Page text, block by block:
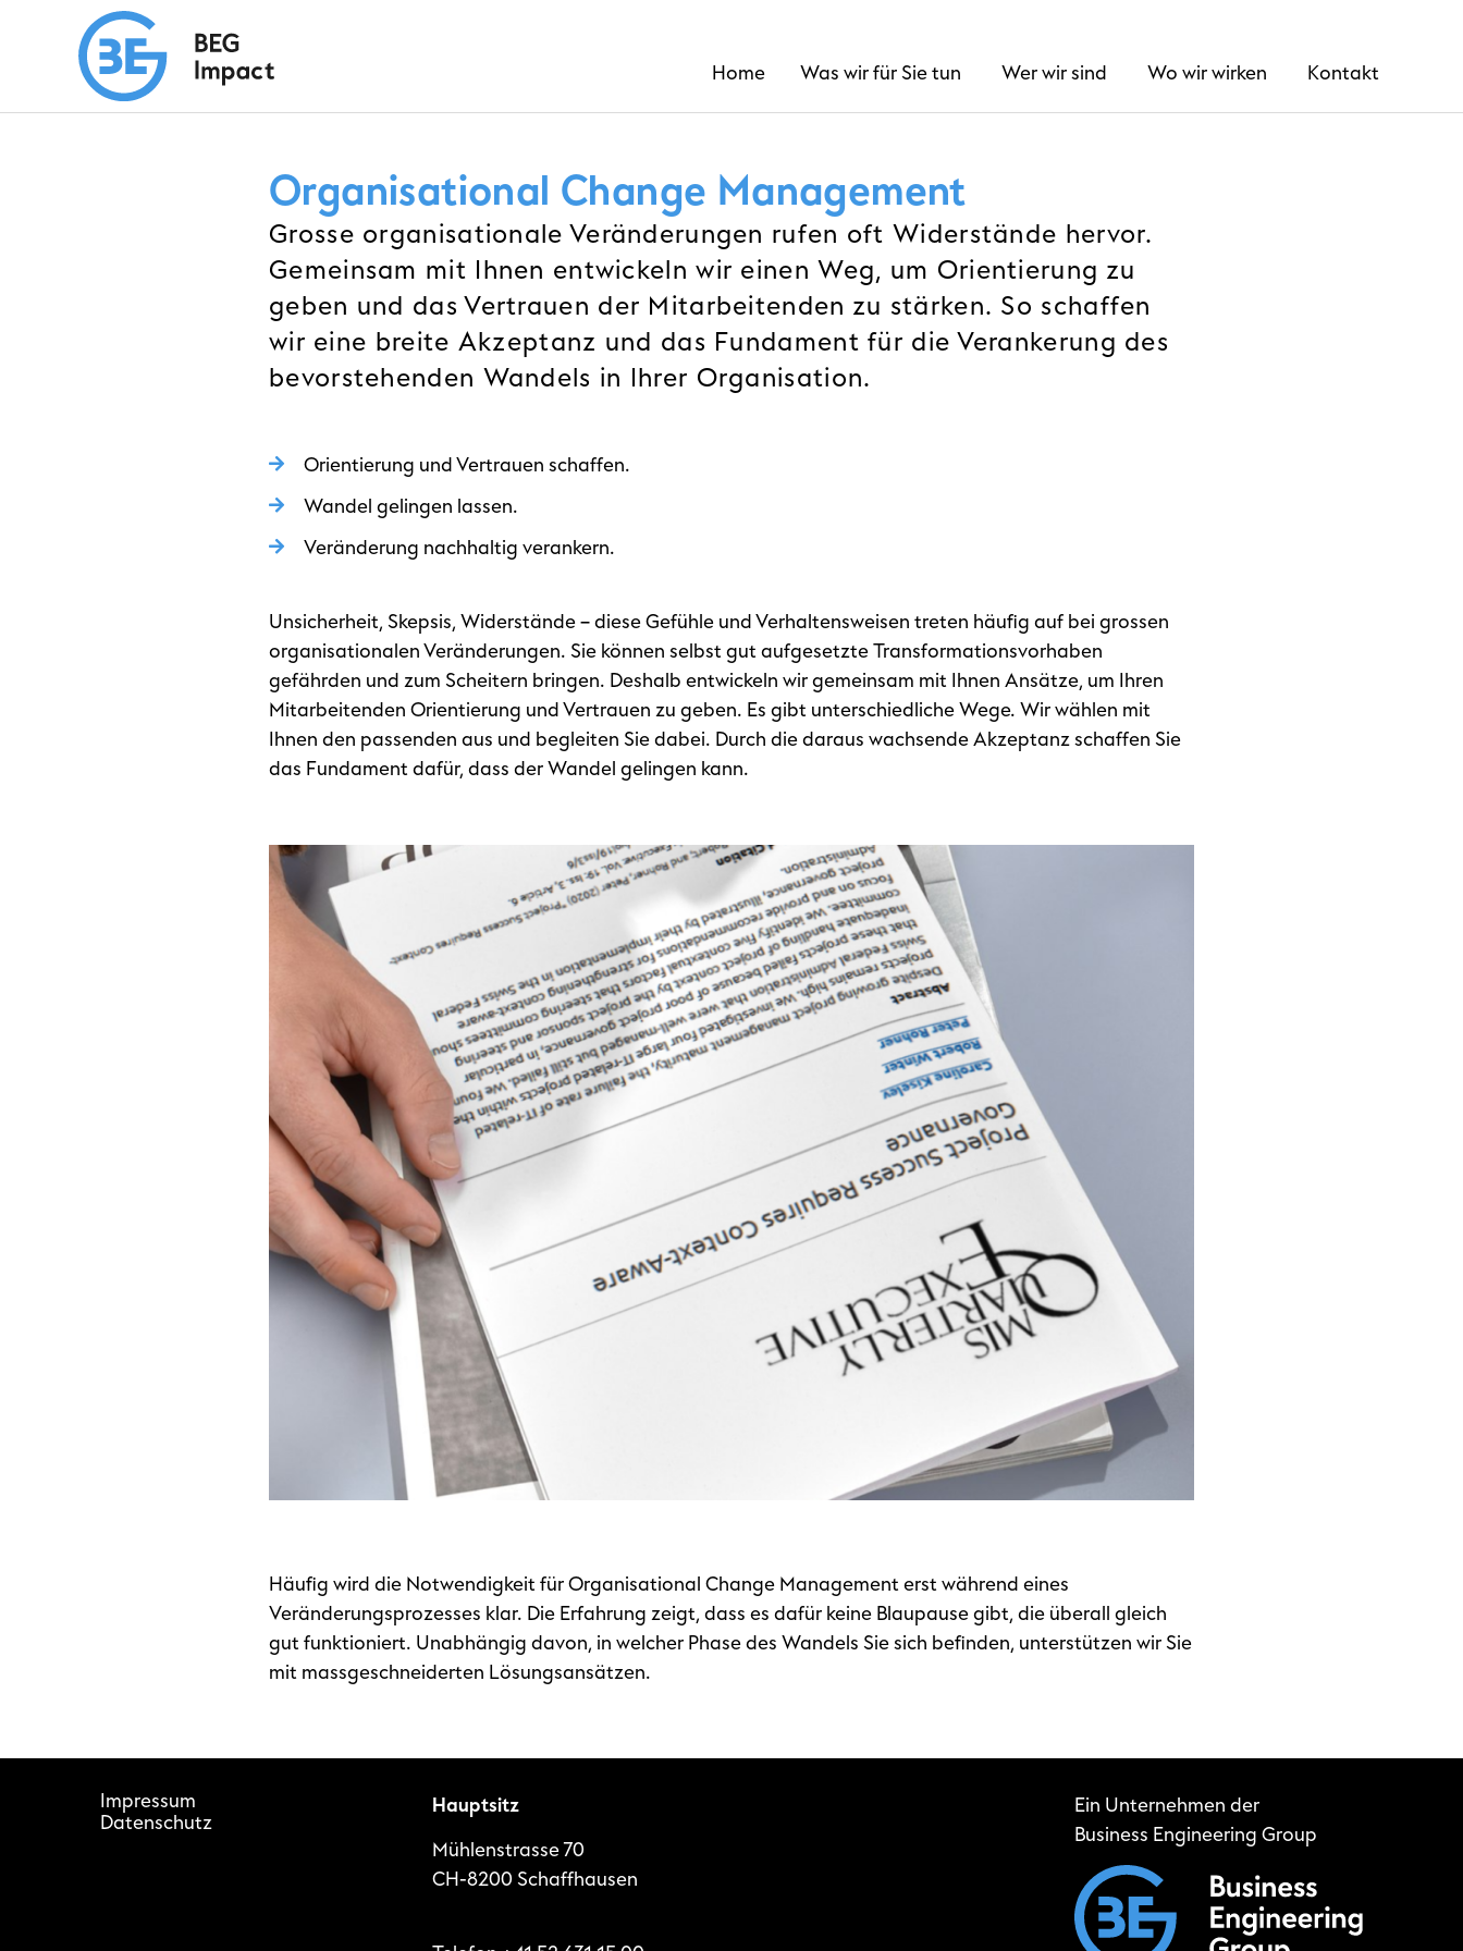
Home Was wir für Sie tun Wer wir sind Wo wir wirken Kontakt
Organisational Change Management
Grosse organisationale Veränderungen rufen oft Widerstände hervor.
Gemeinsam mit Ihnen entwickeln wir einen Weg, um Orientierung zu
geben und das Vertrauen der Mitarbeitenden zu stärken. So schaffen
wir eine breite Akzeptanz und das Fundament für die Verankerung des
bevorstehenden Wandels in Ihrer Organisation.
Orientierung und Vertrauen schaffen.
Wandel gelingen lassen.
Veränderung nachhaltig verankern.
Unsicherheit, Skepsis, Widerstände – diese Gefühle und Verhaltensweisen treten häufig auf bei grossen
organisationalen Veränderungen. Sie können selbst gut aufgesetzte Transformationsvorhaben
gefährden und zum Scheitern bringen. Deshalb entwickeln wir gemeinsam mit Ihnen Ansätze, um Ihren
Mitarbeitenden Orientierung und Vertrauen zu geben. Es gibt unterschiedliche Wege. Wir wählen mit
Ihnen den passenden aus und begleiten Sie dabei. Durch die daraus wachsende Akzeptanz schaffen Sie
das Fundament dafür, dass der Wandel gelingen kann.
Häufig wird die Notwendigkeit für Organisational Change Management erst während eines
Veränderungsprozesses klar. Die Erfahrung zeigt, dass es dafür keine Blaupause gibt, die überall gleich
gut funktioniert. Unabhängig davon, in welcher Phase des Wandels Sie sich befinden, unterstützen wir Sie
mit massgeschneiderten Lösungsansätzen.
Impressum
Datenschutz
Hauptsitz
Mühlenstrasse 70
CH-8200 Schaffhausen
Ein Unternehmen der
Business Engineering Group